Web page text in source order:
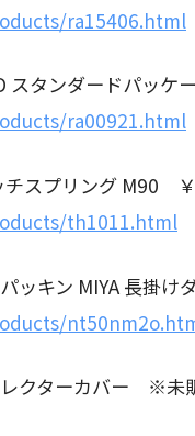
ra15406.html
スタンダードパッ
ra00921.html
チスプリング M90
th1011.html
ッキン MIYA 長掛
レクターカバー ※未